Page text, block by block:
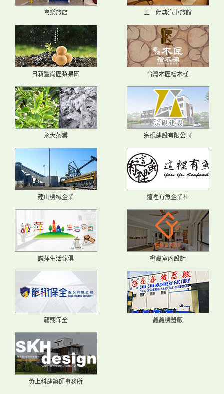
喜樂旅店 正一經典汽車旅館
日新豐尚匠梨果園 台灣木匠檜木桶
永大茶業 宗硯建設有限公司
建山機械企業 這裡有魚企業社
誠萍生活傢俱 橙裔室內設計
龍翔保全 鑫鑫機器廠
黃上科建築師事務所